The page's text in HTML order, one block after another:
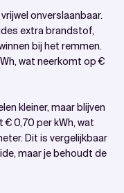
onverslaanbaar.
extra brandstof,
bij het remmen.
wat neerkomt op €
kleiner, maar blijven
€ 0,70 per kWh, wat
Dit is vergelijkbaar
maar je behoudt de